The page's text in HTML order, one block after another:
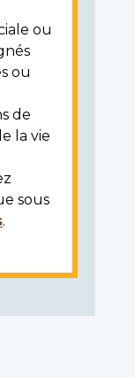
ou
ou
de
la vie
sous
.